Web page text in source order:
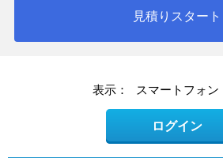
見積りスタート
表示： スマートフォン
ログイン